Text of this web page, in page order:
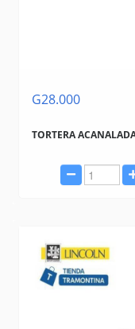
G28.000
TORTERA